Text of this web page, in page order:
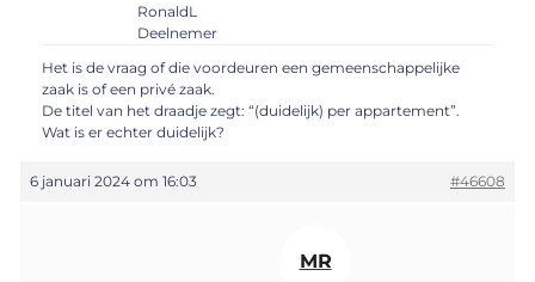
RonaldL
Deelnemer
Het is de vraag of die voordeuren een gemeenschappelijke
zaak is of een privé zaak.
De titel van het draadje zegt: “(duidelijk) per appartement”.
Wat is er echter duidelijk?
6 januari 2024 om 16:03 #46608
MR